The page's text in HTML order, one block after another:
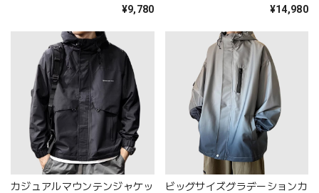
¥9,780
¥14,980
カジュアルマウンテンジャケッ
ビッグサイズグラデーションカ